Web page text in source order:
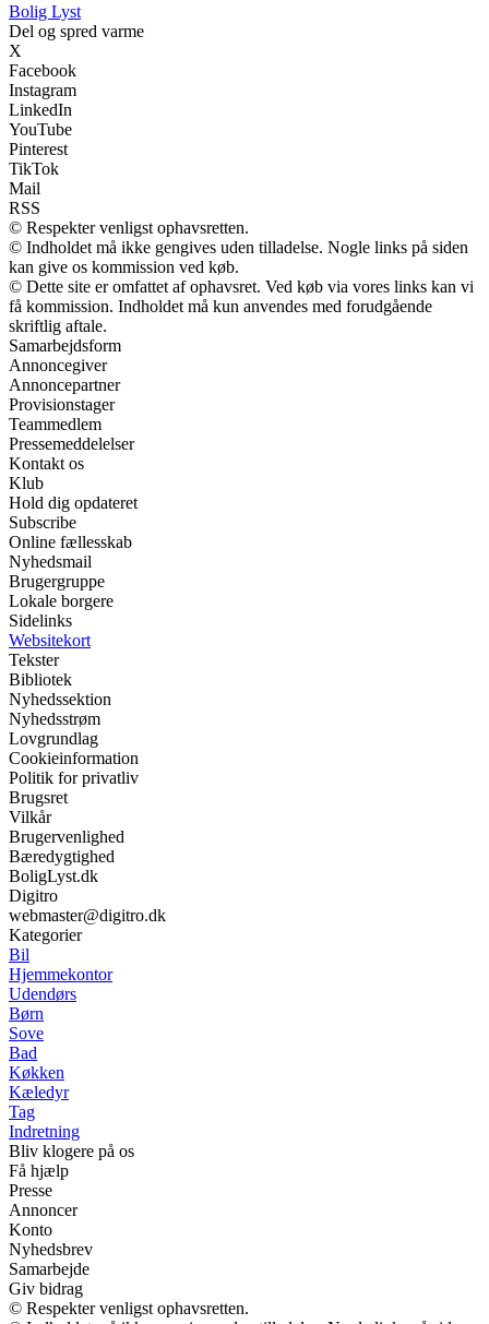
Bolig Lyst
Del og spred varme
X
Facebook
Instagram
LinkedIn
YouTube
Pinterest
TikTok
Mail
RSS
© Respekter venligst ophavsretten.
© Indholdet må ikke gengives uden tilladelse. Nogle links på siden
kan give os kommission ved køb.
© Dette site er omfattet af ophavsret. Ved køb via vores links kan vi
få kommission. Indholdet må kun anvendes med forudgående
skriftlig aftale.
Samarbejdsform
Annoncegiver
Annoncepartner
Provisionstager
Teammedlem
Pressemeddelelser
Kontakt os
Klub
Hold dig opdateret
Subscribe
Online fællesskab
Nyhedsmail
Brugergruppe
Lokale borgere
Sidelinks
Websitekort
Tekster
Bibliotek
Nyhedssektion
Nyhedsstrøm
Lovgrundlag
Cookieinformation
Politik for privatliv
Brugsret
Vilkår
Brugervenlighed
Bæredygtighed
BoligLyst.dk
Digitro
webmaster@digitro.dk
Kategorier
Bil
Hjemmekontor
Udendørs
Børn
Sove
Bad
Køkken
Kæledyr
Tag
Indretning
Bliv klogere på os
Få hjælp
Presse
Annoncer
Konto
Nyhedsbrev
Samarbejde
Giv bidrag
© Respekter venligst ophavsretten.